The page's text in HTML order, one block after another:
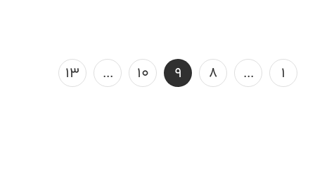
۱ ... ۸ ۹ ۱۰ ... ۱۳